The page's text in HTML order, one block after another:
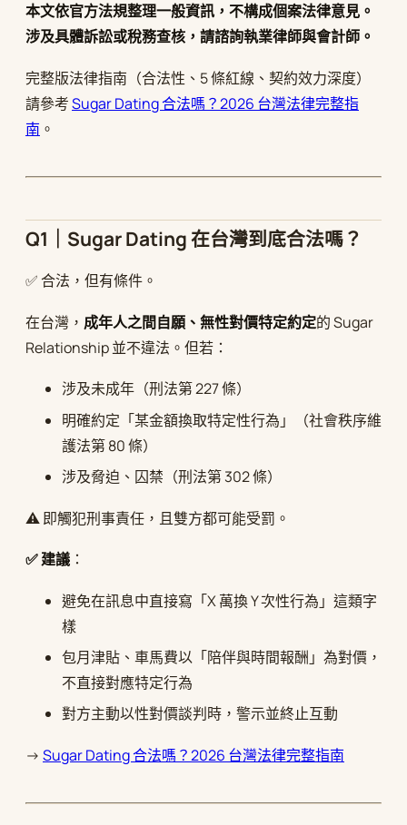
本文依官方法規整理一般資訊，不構成個案法律意見。
涉及具體訴訟或稅務查核，請諮詢執業律師與會計師。
完整版法律指南（合法性、5 條紅線、契約效力深度）
請參考Sugar Dating 合法嗎？2026 台灣法律完整指
南 。
Q1｜Sugar Dating 在台灣到底合法嗎？
✅ 合法，但有條件。
在台灣， 成年人之間自願、無性對價特定約定的 Sugar
Relationship 並不違法。但若：
涉及未成年（刑法第 227 條）
明確約定「某金額換取特定性行為」（社會秩序維
護法第 80 條）
涉及脅迫、囚禁（刑法第 302 條）
⚠️ 即觸犯刑事責任，且雙方都可能受罰。
✅ 建議 ：
避免在訊息中直接寫「X 萬換 Y 次性行為」這類字
樣
包月津貼、車馬費以「陪伴與時間報酬」為對價，
不直接對應特定行為
對方主動以性對價談判時，警示並終止互動
→ Sugar Dating 合法嗎？2026 台灣法律完整指南